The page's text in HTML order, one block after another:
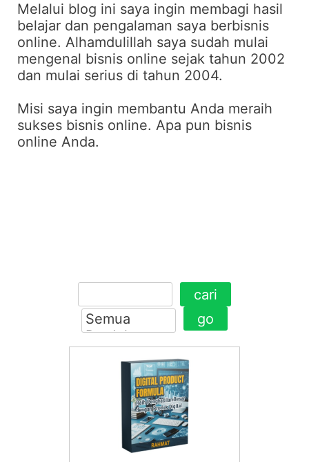
Melalui blog ini saya ingin membagi hasil
belajar dan pengalaman saya berbisnis
online. Alhamdulillah saya sudah mulai
mengenal bisnis online sejak tahun 2002
dan mulai serius di tahun 2004.
Misi saya ingin membantu Anda meraih
sukses bisnis online. Apa pun bisnis
online Anda.
cari
go